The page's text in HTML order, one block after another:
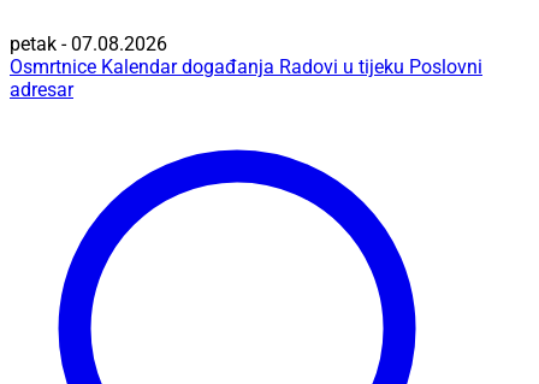
petak - 07.08.2026
Osmrtnice Kalendar događanja Radovi u tijeku Poslovni
adresar